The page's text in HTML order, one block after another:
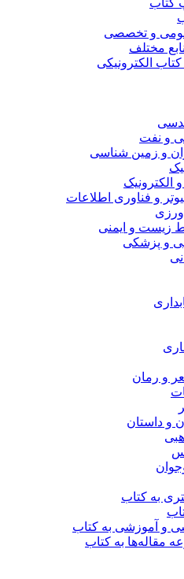
و تخصصی
مختلف
الکترونیکی
و نفت
و زمین شناسی
الکترونیک
و فناوری اطلاعات
زیست و ایمنی
و پزشکی
و رمان
و داستان
به کتاب
و آموزشی به کتاب
مقاله‌ها به کتاب